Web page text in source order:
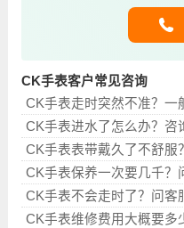
CK手表客户常见咨询
CK手表走时突然不准？一
CK手表进水了怎么办？咨
CK手表表带戴久了不舒服
CK手表保养一次要几千？
CK手表不会走时了？问客
CK手表维修费用大概要多